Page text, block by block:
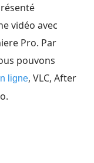
vidéo avec
Pro. Par
pouvons
ligne, VLC, After